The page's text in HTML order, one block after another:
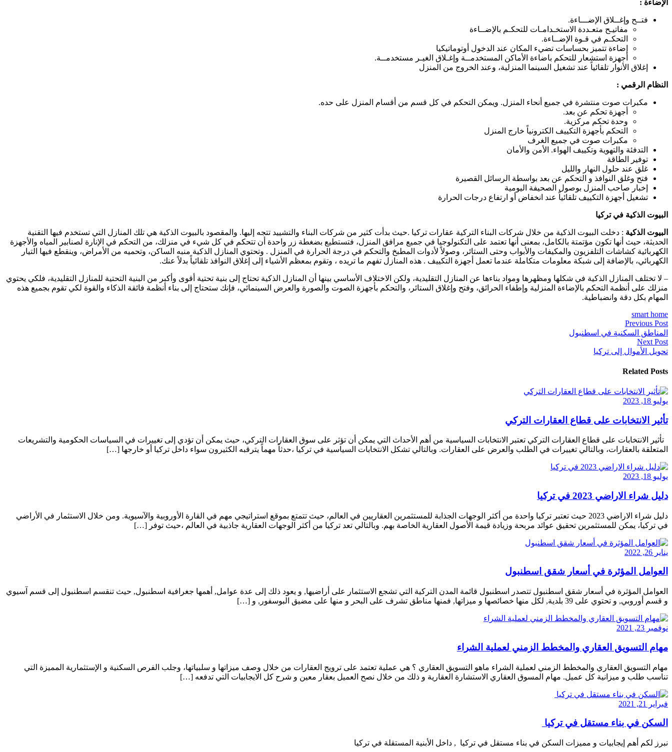
الإضاءة :
فتــح وإغــلاق الإضـــاءة.
مفاتيـح متعـددة الاستخـدامـات للتحكـم بالإضــاءة
التحكـم في قـوة الإضــاءة.
إضاءة تتميز بحساسات تضيء المكان عند الدخول أوتوماتیكیا
أجهزة استشعار للتحكم باضاءة الأماكن المستخدمــة وإغـلاق الغيـر مستخدمــة.
إغلاق الأنوار تلقائياً عند تشغيل السينما المنزلية، وعند الخروج من المنزل
النظام الرقمي :
مكبرات صوت منتشرة في جميع أنحاء المنزل. ويمكن التحكم في كل قسم من أقسام المنزل على حده.
أجهزة تحكم عن بعد.
وحدة تحكم مركزية.
التحكم بأجهزة التكييف الكترونياً خارج المنزل
مكبرات صوت في جميع الغرف
التدفئة والتهوية وتكييف الهواء. الأمن والأمان
توفير الطاقة
غلق عند حلول النهار والليل
فتح وغلق النوافذ و التحكم عن بعد بواسطة الرسائل القصيرة
إخبار صاحب المنزل بوصول الصحيفة اليومية
تشغيل أجهزة التكييف تلقائياً عند انخفاض أو ارتفاع درجات الحرارة
البيوت الذكية في تركيا
البيوت الذكية : دخلت البيوت الذكية من خلال شركات البناء التركية عقارات تركيا .حيث بدأت كثير من شركات البناء والتشييد تتجه إليها. والمقصود بالبيوت الذكية هي تلك المنازل التي تستخدم فيها التقنية
الحديثة، حيث أنها تكون مؤتمتة بالكامل، بمعنى أنها تعتمد على التكنولوجيا في جميع مرافق المنزل، فتستطيع بضغطة زر واحدة أن تتحكم في كل شيء في منزلك، من التحكم في الإنارة لصنابير المياه والأجهزة
الكهربائية كشاشات التلفزيون والمكيفات والأبواب وحتى الستائر، وصولاً لأدوات المطبخ والتحكم في درجة الحرارة في المنزل . وتحتوي المنازل الذكية منبه الساكن، وتحميه من الأمراض، وينقطع فيها التيار
الكهربائي، بالإضافة إلى شبكة معلومات متكاملة عندما تعمل أجهزة التكييف . هذه المنازل تفهم ما تريده ، وتقوم بمعظم الأشياء إلى إغلاق النوافذ تلقائياً بدلاً عنك.
– لا تختلف المنازل الذكية في شكلها ومظهرها ومواد بناءها عن المنازل التقليدية، ولكن الاختلاف الأساسي بينها أن المنازل الذكية تحتاج إلى بنية تحتية أقوى وأكبر من البنية التحتية للمنازل التقليدية، فلكي يحتوي
منزلك على أنظمة التحكم بالإضاءة المنزلية وإطفاء الحرائق، وفتح وإغلاق الستائر، والتحكم بأجهزة الصوت والصورة والعرض السينمائي، فإنك ستحتاج إلى بناء أنظمة فائقة الذكاء والقوة لكي تقوم بجميع هذه
المهام بكل دقة وانضباطية.
smart home
Previous Post
المناطق السكنية في اسطنبول
Next Post
تحويل الأموال إلى تركيا
Related Posts
يوليو 18, 2023
تأثير الانتخابات على قطاع العقارات التركي
تأثير الانتخابات على قطاع العقارات التركي تعتبر الانتخابات السياسية من أهم الأحداث التي يمكن أن تؤثر على سوق العقارات التركي، حيث يمكن أن تؤدي إلى تغييرات في السياسات الحكومية والتشريعات
المتعلقة بالعقارات، وبالتالي تغييرات في الطلب والعرض على العقارات. وبالتالي تشكل الانتخابات السياسية في تركيا ،حدثاً مهماً يترقبه الكثيرون سواء داخل تركيا أو خارجها […]
يوليو 18, 2023
دليل شراء الاراضي 2023 في تركيا
دليل شراء الاراضي 2023 حيث تعتبر تركيا واحدة من أكثر الوجهات الجذابة للمستثمرين العقاريين في العالم، حيث تتمتع بموقع استراتيجي مهم في القارة الأوروبية والآسيوية. ومن خلال الاستثمار في الأراضي
في تركيا، يمكن للمستثمرين تحقيق عوائد مربحة وزيادة قيمة الأصول العقارية الخاصة بهم. وبالتالي تعد تركيا من أكثر الوجهات العقارية جاذبية في العالم ،حيث توفر […]
يناير 26, 2022
العوامل المؤثرة في أسعار شقق اسطنبول
العوامل المؤثرة في أسعار شقق اسطنبول تتصدر اسطنبول قائمة المدن التركية التي تشجع الاستثمار على أراضيها, و يعود ذلك إلى عدة عوامل, أهمها جغرافية اسطنبول, حيث تنقسم اسطنبول إلى قسم آسيوي
و قسم أوروبي, و تحتوي على 39 بلدية, لكل منها خصائصها و ميزاتها, فمنها مناطق تشرف على البحر و منها على مضيق البوسفور, و […]
نوفمبر 23, 2021
مهام التسويق العقاري والمخطط الزمني لعملية الشراء
مهام التسويق العقاري والمخطط الزمني لعملية الشراء ماهو التسويق العقاري ؟ هي عملية تعتمد على ترويج العقارات من خلال وصف ميزاتها و سلبياتها، وجلب الفرص السكنية و الإستثمارية المميزة التي
تناسب طلب و ميزانية كل عميل. مهام المسوق العقاري الاستشارة العقارية و ذلك من خلال نصح العميل بعقار معين و شرح كل الايجابيات التي تدفعه […]
فبراير 21, 2021
السكن في بناء مستقل في تركيا
نبرز لكم أهم إيجابيات و مميزات السكن في بناء مستقل في تركيا , داخل الأبنية المستقلة في تركيا